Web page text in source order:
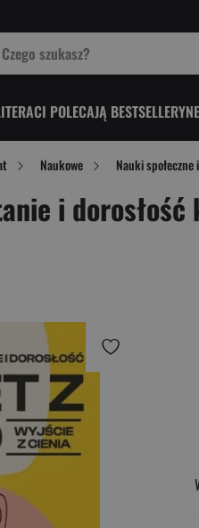
POLECAJĄ BESTSELLERY
Naukowe Nauki
i